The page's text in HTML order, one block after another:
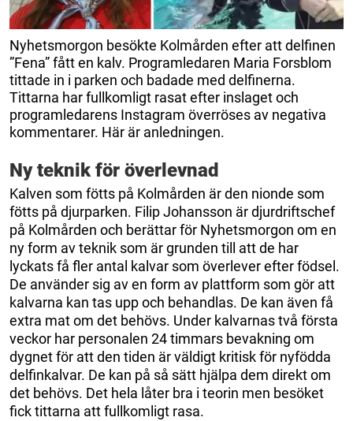
Nyhetsmorgon besökte Kolmården efter att delfinen
”Fena” fått en kalv. Programledaren Maria Forsblom
tittade in i parken och badade med delfinerna.
Tittarna har fullkomligt rasat efter inslaget och
programledarens Instagram överröses av negativa
kommentarer. Här är anledningen.
Ny teknik för överlevnad
Kalven som fötts på Kolmården är den nionde som
fötts på djurparken. Filip Johansson är djurdriftschef
på Kolmården och berättar för Nyhetsmorgon om en
ny form av teknik som är grunden till att de har
lyckats få fler antal kalvar som överlever efter födsel.
De använder sig av en form av plattform som gör att
kalvarna kan tas upp och behandlas. De kan även få
extra mat om det behövs. Under kalvarnas två första
veckor har personalen 24 timmars bevakning om
dygnet för att den tiden är väldigt kritisk för nyfödda
delfinkalvar. De kan på så sätt hjälpa dem direkt om
det behövs. Det hela låter bra i teorin men besöket
fick tittarna att fullkomligt rasa.